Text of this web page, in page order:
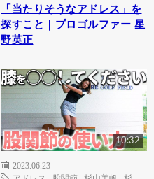
「当たりそうなアドレス」を
探すこと｜プロゴルファー 星
野英正
10:32
2023.06.23
アドレス
股関節 杉山美帆
杉